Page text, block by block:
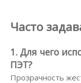
Часто
1. Для чего
ПЭТ?
Прозрачность